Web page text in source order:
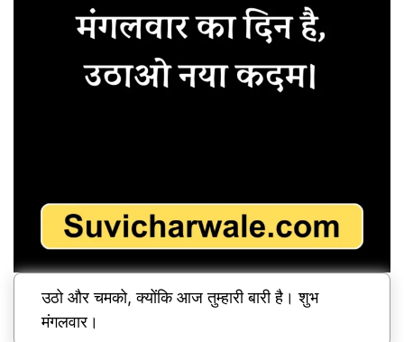
उठो और चमको, क्योंकि आज तुम्हारी बारी है। शुभ
मंगलवार।